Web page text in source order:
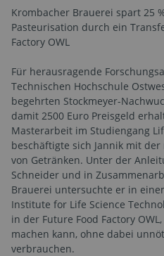
Krombacher Brauerei spart 25
Pasteurisation durch ein
Factory OWL
Für herausragende
Technischen Hochschule
begehrten Stockmeyer-
damit 2500 Euro Preisgeld
Masterarbeit im Studiengang
beschäftigte sich Jannik mit
von Getränken. Unter der
Schneider und in
Brauerei untersuchte er in
Institute for Life Science
in der Future Food Factory
machen kann, ohne dabei
verbrauchen.